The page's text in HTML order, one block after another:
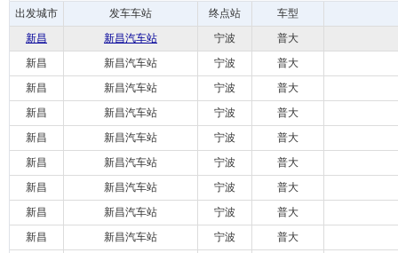
出发城市 发车车站 终点站
车型
新昌
新昌汽车站 宁波
普大
新昌
新昌汽车站 宁波
普大
新昌
新昌汽车站 宁波
普大
新昌
新昌汽车站 宁波
普大
新昌
新昌汽车站 宁波
普大
新昌
新昌汽车站 宁波
普大
新昌
新昌汽车站 宁波
普大
新昌
新昌汽车站 宁波
普大
新昌
新昌汽车站 宁波
普大